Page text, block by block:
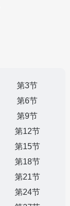
第3节
第6节
第9节
第12节
第15节
第18节
第21节
第24节